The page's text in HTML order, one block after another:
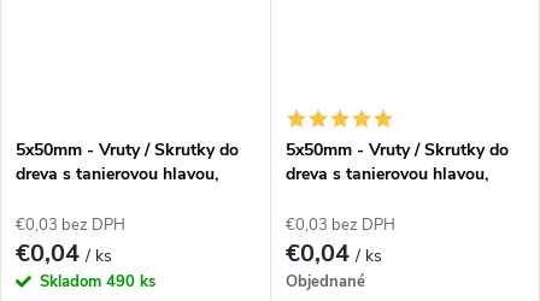
5x50mm - Vruty / Skrutky do
dreva s tanierovou hlavou,
€0,03 bez DPH
€0,04/ ks
Skladom 490 ks
5x50mm - Vruty / Skrutky do
dreva s tanierovou hlavou,
€0,03 bez DPH
€0,04/ ks
Objednané